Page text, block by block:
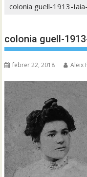
colonia guell-1913-
colonia guell-
febrer 22, 2018 Aleix